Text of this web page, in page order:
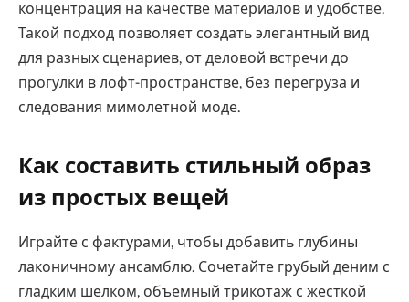
концентрация на качестве материалов и удобстве.
Такой подход позволяет создать элегантный вид
для разных сценариев, от деловой встречи до
прогулки в лофт-пространстве, без перегруза и
следования мимолетной моде.
Как составить стильный образ
из простых вещей
Играйте с фактурами, чтобы добавить глубины
лаконичному ансамблю. Сочетайте грубый деним с
гладким шелком, объемный трикотаж с жесткой